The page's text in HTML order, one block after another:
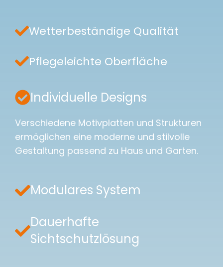
Wetterbeständige Qualität
Pflegeleichte Oberfläche
Individuelle Designs
Verschiedene Motivplatten und Strukturen
ermöglichen eine moderne und stilvolle
Gestaltung passend zu Haus und Garten.
Modulares System
Dauerhafte
Sichtschutzlösung